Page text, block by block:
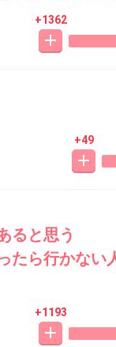
+1362
+49
ると思う
たら行かない
+1193